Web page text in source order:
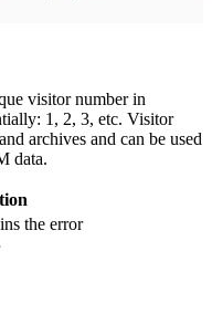
visitor number in
1, 2, 3, etc. Visitor
archives and can be used
data.
the error